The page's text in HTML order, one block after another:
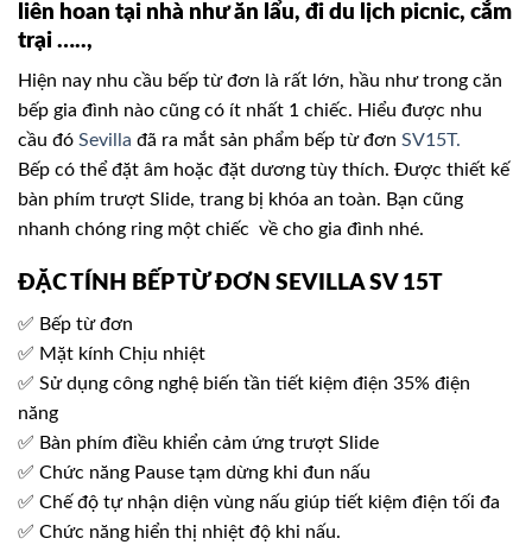
liên hoan tại nhà như ăn lẩu, đi du lịch picnic, cắm
trại …..,
Hiện nay nhu cầu bếp từ đơn là rất lớn, hầu như trong căn
bếp gia đình nào cũng có ít nhất 1 chiếc. Hiểu được nhu
cầu đó Sevilla đã ra mắt sản phẩm bếp từ đơn SV15T.
Bếp có thể đặt âm hoặc đặt dương tùy thích. Được thiết kế
bàn phím trượt Slide, trang bị khóa an toàn. Bạn cũng
nhanh chóng ring một chiếc về cho gia đình nhé.
ĐẶC TÍNH BẾP TỪ ĐƠN SEVILLA SV 15T
✅ Bếp từ đơn
✅ Mặt kính Chịu nhiệt
✅ Sử dụng công nghệ biến tần tiết kiệm điện 35% điện
năng
✅ Bàn phím điều khiển cảm ứng trượt Slide
✅ Chức năng Pause tạm dừng khi đun nấu
✅ Chế độ tự nhận diện vùng nấu giúp tiết kiệm điện tối đa
✅ Chức năng hiển thị nhiệt độ khi nấu.